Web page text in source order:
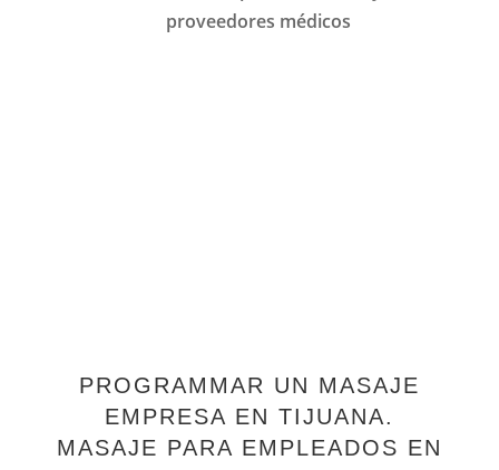
proveedores médicos
PROGRAMMAR UN MASAJE
EMPRESA EN TIJUANA.
MASAJE PARA EMPLEADOS EN